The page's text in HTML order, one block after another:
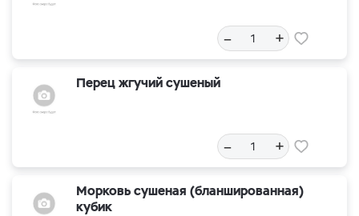
– +
Перец жгучий сушеный
– +
Морковь сушеная (бланшированная)
кубик